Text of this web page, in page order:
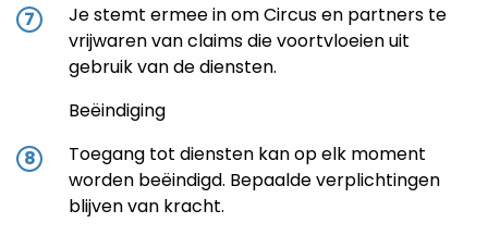
Je stemt ermee in om Circus en partners te
vrijwaren van claims die voortvloeien uit
gebruik van de diensten.
Beëindiging
Toegang tot diensten kan op elk moment
worden beëindigd. Bepaalde verplichtingen
blijven van kracht.